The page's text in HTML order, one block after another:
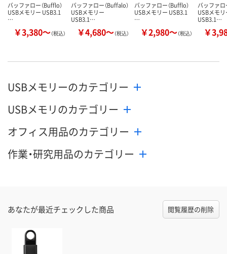
バッファロー（Bufflo）
USBメモリー USB3.1
…
￥3,380～（税込）
バッファロー（Buffalo）
USBメモリー
USB3.1…
￥4,680～（税込）
バッファロー（Bufflo）
USBメモリー USB3.1
…
￥2,980～（税込）
バッファロ
USBメモリ
USB3.1…
￥
USBメモリーのカテゴリー
USBメモリのカテゴリー
オフィス用品のカテゴリー
作業・研究用品のカテゴリー
あなたが最近チェックした商品 閲覧履歴の削除